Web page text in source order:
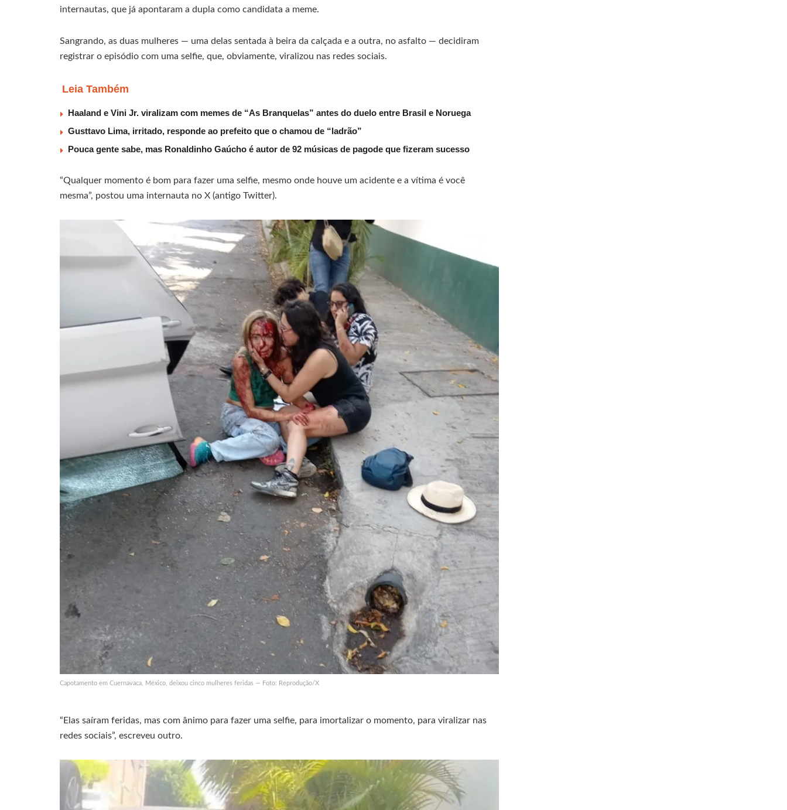
internautas, que já apontaram a dupla como candidata a meme.
Sangrando, as duas mulheres — uma delas sentada à beira da calçada e a outra, no asfalto — decidiram
registrar o episódio com uma selfie, que, obviamente, viralizou nas redes sociais.
Leia Também
Haaland e Vini Jr. viralizam com memes de “As Branquelas” antes do duelo entre Brasil e Noruega
Gusttavo Lima, irritado, responde ao prefeito que o chamou de “ladrão”
Pouca gente sabe, mas Ronaldinho Gaúcho é autor de 92 músicas de pagode que fizeram sucesso
“Qualquer momento é bom para fazer uma selfie, mesmo onde houve um acidente e a vítima é você
mesma”, postou uma internauta no X (antigo Twitter).
Capotamento em Cuernavaca, México, deixou cinco mulheres feridas — Foto: Reprodução/X
“Elas saíram feridas, mas com ânimo para fazer uma selfie, para imortalizar o momento, para viralizar nas
redes sociais”, escreveu outro.